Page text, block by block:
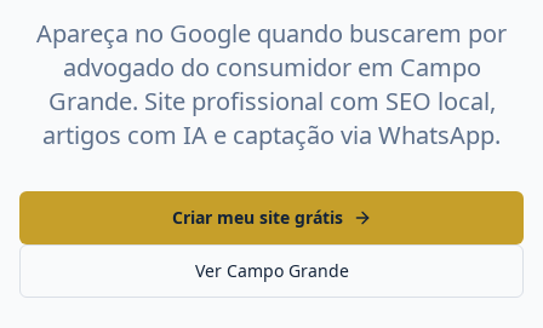
Apareça no Google quando buscarem por
advogado do consumidorem Campo
Grande. Site profissional com SEO local,
artigos com IA e captação via WhatsApp.
Criar meu site grátis
Ver Campo Grande